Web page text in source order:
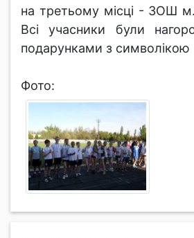
на третьому місці - ЗОШ
Всі учасники були
подарунками з символікою
Фото: